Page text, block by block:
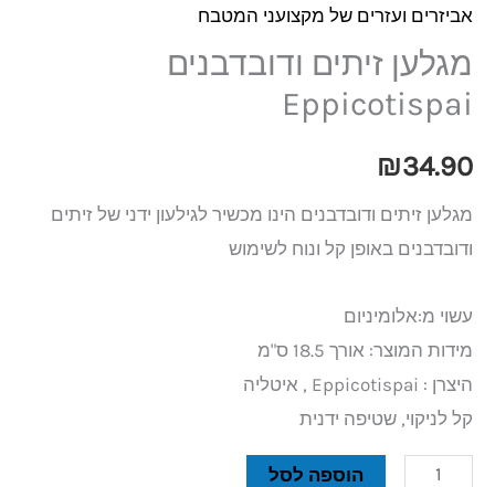
אביזרים ועזרים של מקצועני המטבח
מגלען זיתים ודובדבנים
Eppicotispai
₪34.90
מגלען זיתים ודובדבנים הינו מכשיר לגילעון ידני של זיתים
ודובדבנים באופן קל ונוח לשימוש
עשוי מ:אלומיניום
מידות המוצר: אורך 18.5 ס"מ
היצרן : Eppicotispai , איטליה
קל לניקוי, שטיפה ידנית
הוספה לסל